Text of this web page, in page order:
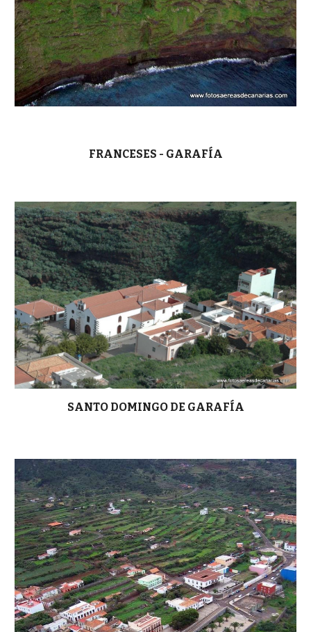
FRANCESES - GARAFÍA
SANTO DOMINGO DE GARAFÍA